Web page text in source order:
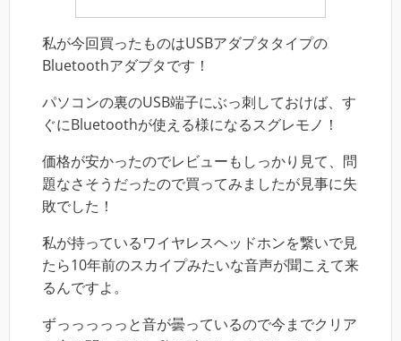
私が今回買ったものはUSBアダプタタイプの
Bluetoothアダプタです！
パソコンの裏のUSB端子にぶっ刺しておけば、す
ぐにBluetoothが使える様になるスグレモノ！
価格が安かったのでレビューもしっかり見て、問
題なさそうだったので買ってみましたが見事に失
敗でした！
私が持っているワイヤレスヘッドホンを繋いで見
たら10年前のスカイプみたいな音声が聞こえて来
るんですよ。
ずっっっっっと音が曇っているので今までクリア